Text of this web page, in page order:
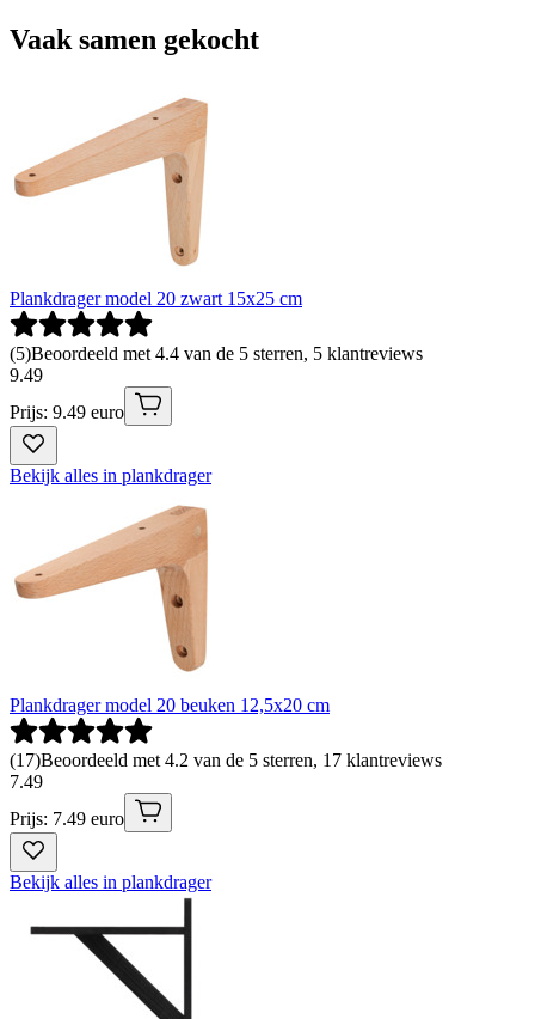
Vaak samen gekocht
Plankdrager model 20 zwart 15x25 cm
(5)Beoordeeld met 4.4 van de 5 sterren, 5 klantreviews
9.49
Prijs: 9.49 euro
Bekijk alles in plankdrager
Plankdrager model 20 beuken 12,5x20 cm
(17)Beoordeeld met 4.2 van de 5 sterren, 17 klantreviews
7.49
Prijs: 7.49 euro
Bekijk alles in plankdrager